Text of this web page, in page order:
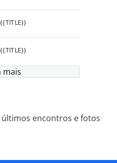
{{TITLE}}
{{TITLE}}
mais
últimos encontros e fotos